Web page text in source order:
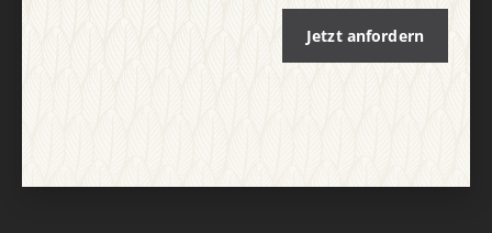
Jetzt anfordern